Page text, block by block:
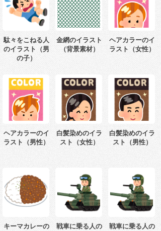
駄々をこねる人
のイラスト（男
の子）
金網のイラスト
（背景素材）
ヘアカラーのイ
ラスト（女性）
ヘアカラーのイ
ラスト（男性）
白髪染めのイラ
スト（女性）
白髪染めのイラ
スト（男性）
キーマカレーの
戦車に乗る人の
戦車に乗る人の